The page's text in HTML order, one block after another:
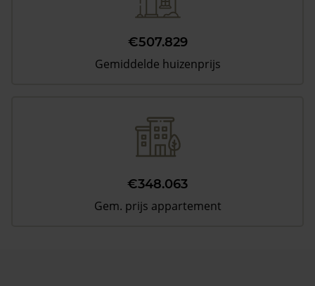
€507.829
Gemiddelde huizenprijs
€348.063
Gem. prijs appartement